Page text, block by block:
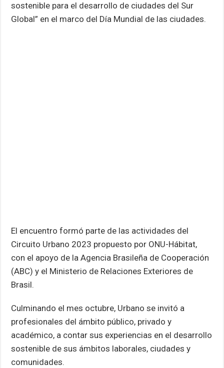
sostenible para el desarrollo de ciudades del Sur
Global” en el marco del Día Mundial de las ciudades.
El encuentro formó parte de las actividades del
Circuito Urbano 2023 propuesto por ONU-Hábitat,
con el apoyo de la Agencia Brasileña de Cooperación
(ABC) y el Ministerio de Relaciones Exteriores de
Brasil.
Culminando el mes octubre, Urbano se invitó a
profesionales del ámbito público, privado y
académico, a contar sus experiencias en el desarrollo
sostenible de sus ámbitos laborales, ciudades y
comunidades.